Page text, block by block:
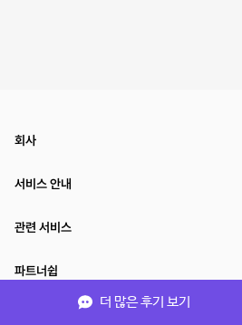
더 많은 후기 보기
회사
서비스 안내
관련 서비스
파트너쉽
서비스 제공 국가